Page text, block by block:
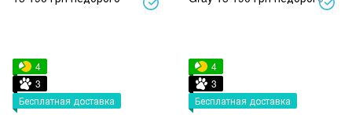
4
3
Бесплатная доставка
4
3
Бесплатная доставка